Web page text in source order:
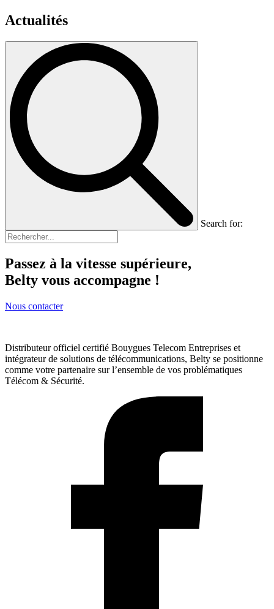
Actualités
Search for:
Passez à la vitesse supérieure,
Belty vous accompagne !
Nous contacter
Distributeur officiel certifié Bouygues Telecom Entreprises et
intégrateur de solutions de télécommunications, Belty se positionne
comme votre partenaire sur l’ensemble de vos problématiques
Télécom & Sécurité.